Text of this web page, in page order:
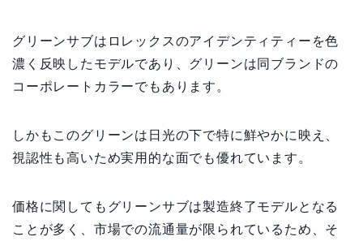
グリーンサブはロレックスのアイデンティティーを色
濃く反映したモデルであり、グリーンは同ブランドの
コーポレートカラーでもあります。
しかもこのグリーンは日光の下で特に鮮やかに映え、
視認性も高いため実用的な面でも優れています。
価格に関してもグリーンサブは製造終了モデルとなる
ことが多く、市場での流通量が限られているため、そ